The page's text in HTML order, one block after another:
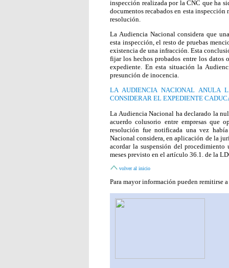
inspección realizada por la CNC que ha
documentos recabados en esta
resolución.
La Audiencia Nacional considera que
esta inspección, el resto de pruebas
existencia de una infracción. Esta
fijar los hechos probados entre los datos
expediente. En esta situación la
presunción de inocencia.
LA AUDIENCIA NACIONAL ANULA
CONSIDERAR EL EXPEDIENTE
La Audiencia Nacional ha declarado la
acuerdo colusorio entre empresas que
resolución fue notificada una vez
Nacional considera, en aplicación de la
acordar la suspensión del
meses previsto en el artículo 36.1. de la
volver al inicio
Para mayor información pueden remitirse